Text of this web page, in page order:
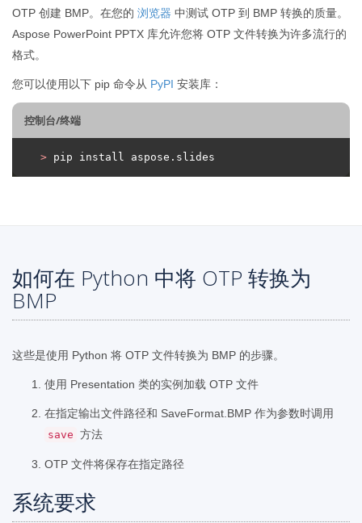
OTP 创建 BMP。在您的 浏览器 中测试 OTP 到 BMP 转换的质量。
Aspose PowerPoint PPTX 库允许您将 OTP 文件转换为许多流行的
格式。
您可以使用以下 pip 命令从 PyPI 安装库：
控制台/终端
> pip install aspose.slides
如何在 Python 中将 OTP 转换为
BMP
这些是使用 Python 将 OTP 文件转换为 BMP 的步骤。
使用 Presentation 类的实例加载 OTP 文件
在指定输出文件路径和 SaveFormat.BMP 作为参数时调用
save 方法
OTP 文件将保存在指定路径
系统要求